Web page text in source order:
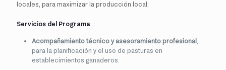
locales, para maximizar la producción local;
Servicios del Programa
Acompañamiento técnico y asesoramiento profesional
para la planificación y el uso de pasturas en
establecimientos ganaderos.